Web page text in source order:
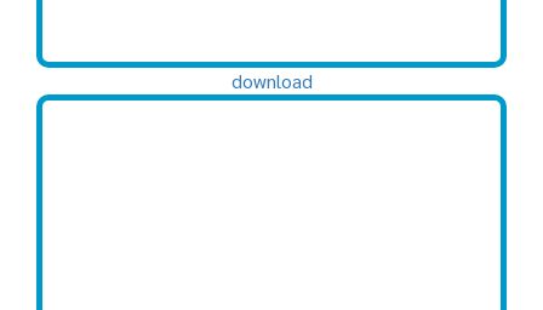
download